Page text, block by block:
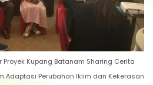
Proyek Kupang Batanam Sharing Cerita
Adaptasi Perubahan Iklim dan Kekerasan